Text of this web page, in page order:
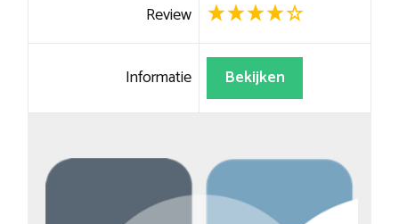
Review
Informatie Bekijken